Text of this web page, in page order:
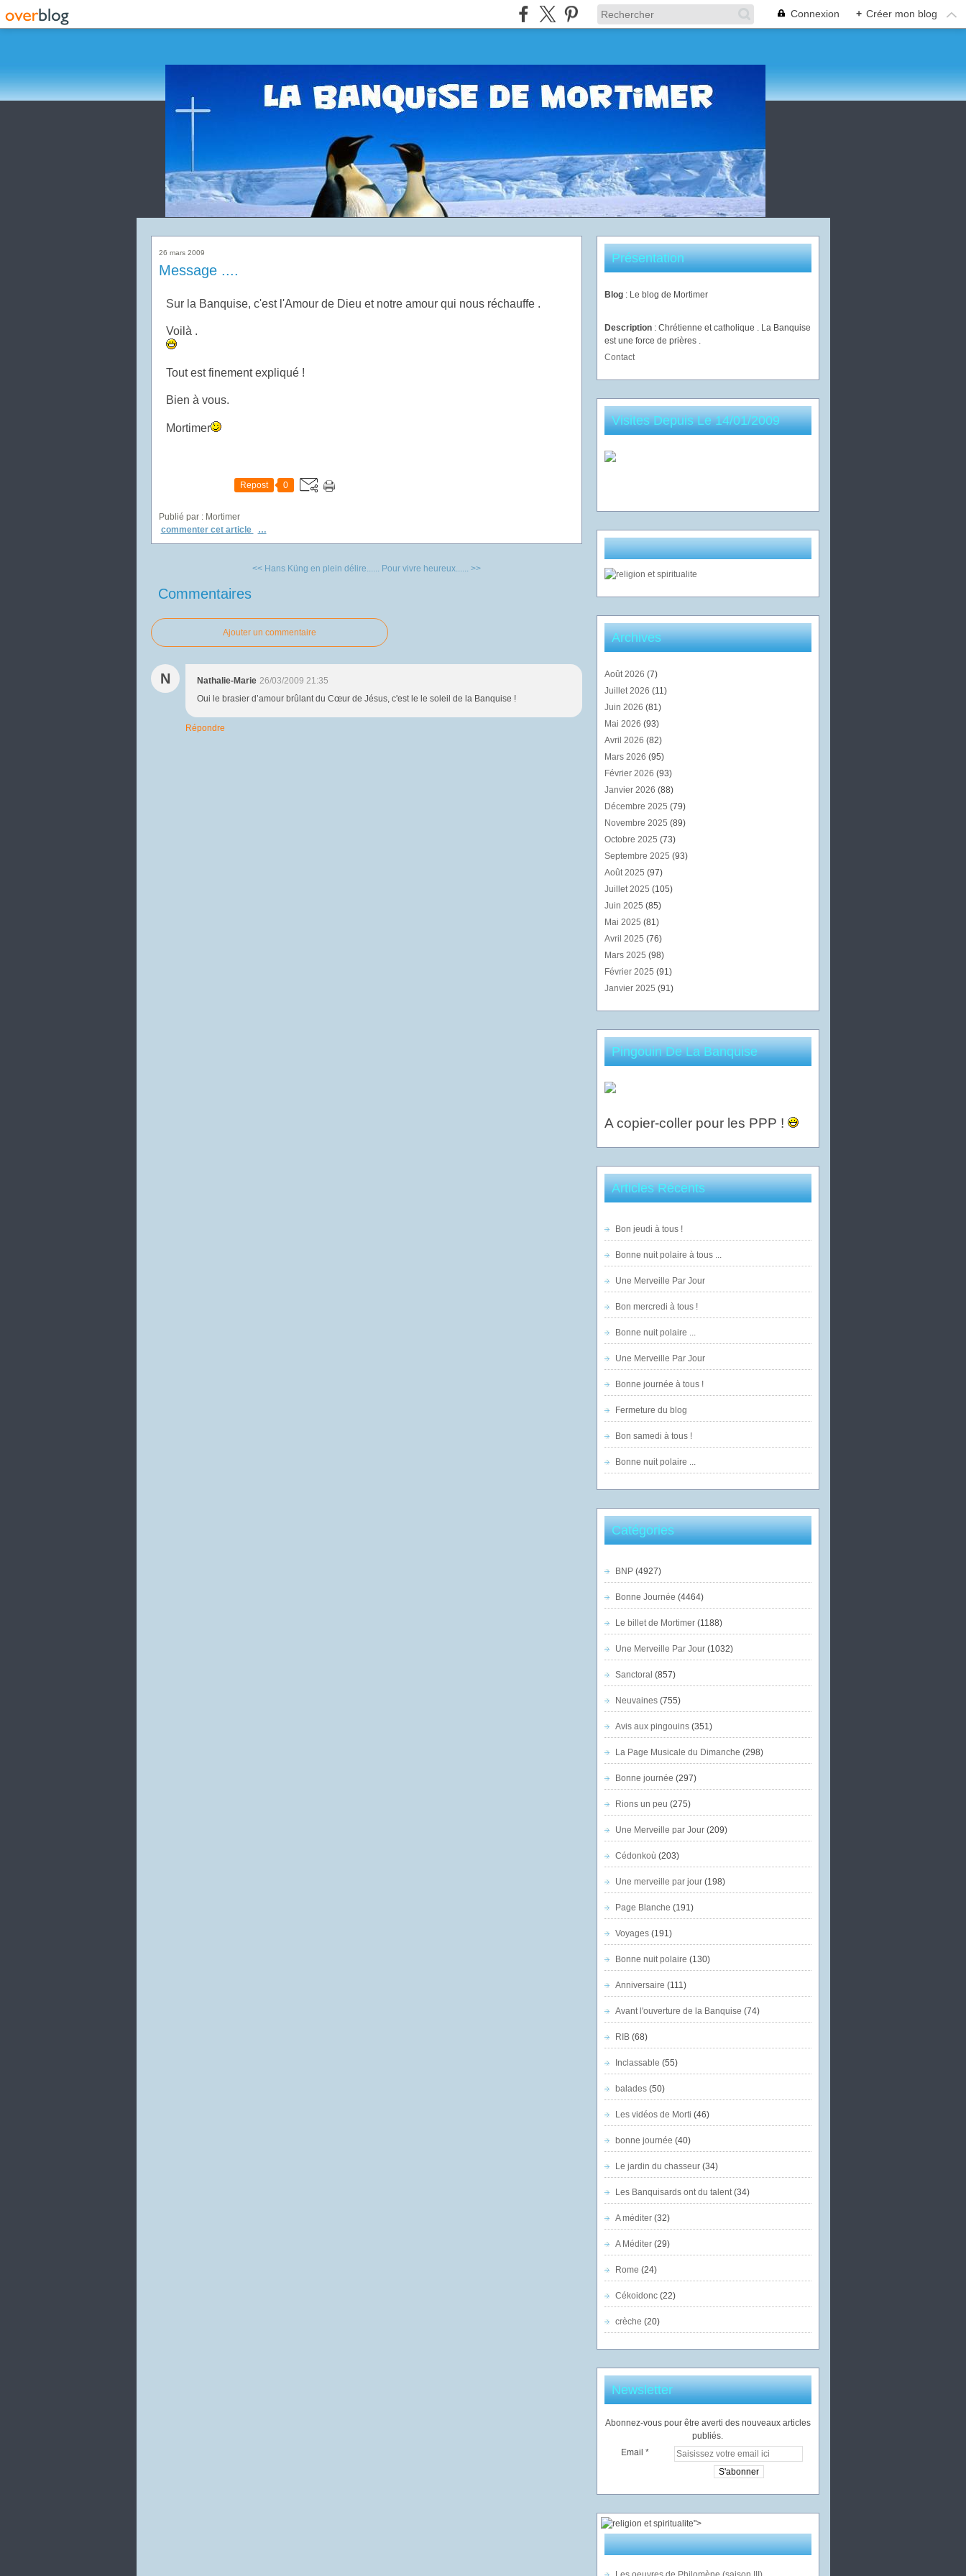
Connexion + Créer mon blog
26 mars 2009
Message ....
Sur la Banquise, c'est l'Amour de Dieu et notre amour qui nous réchauffe .
Voilà .
Tout est finement expliqué !
Bien à vous.
Mortimer
Repost 0
Publié par : Mortimer
commenter cet article
…
<< Hans Küng en plein délire...... Pour vivre heureux...... >>
Commentaires
Ajouter un commentaire
N Nathalie-Marie 26/03/2009 21:35
Oui le brasier d’amour brûlant du Cœur de Jésus, c'est le le soleil de la Banquise !
Répondre
Présentation
Blog : Le blog de Mortimer
Description : Chrétienne et catholique . La Banquise
est une force de prières .
Contact
Visites Depuis Le 14/01/2009
Archives
Août 2026 (7)
Juillet 2026 (11)
Juin 2026 (81)
Mai 2026 (93)
Avril 2026 (82)
Mars 2026 (95)
Février 2026 (93)
Janvier 2026 (88)
Décembre 2025 (79)
Novembre 2025 (89)
Octobre 2025 (73)
Septembre 2025 (93)
Août 2025 (97)
Juillet 2025 (105)
Juin 2025 (85)
Mai 2025 (81)
Avril 2025 (76)
Mars 2025 (98)
Février 2025 (91)
Janvier 2025 (91)
Pingouin De La Banquise
A copier-coller pour les PPP !
Articles Récents
Bon jeudi à tous !
Bonne nuit polaire à tous ...
Une Merveille Par Jour
Bon mercredi à tous !
Bonne nuit polaire ...
Une Merveille Par Jour
Bonne journée à tous !
Fermeture du blog
Bon samedi à tous !
Bonne nuit polaire ...
Catégories
BNP(4927)
Bonne Journée (4464)
Le billet de Mortimer(1188)
Une Merveille Par Jour(1032)
Sanctoral (857)
Neuvaines(755)
Avis aux pingouins(351)
La Page Musicale du Dimanche (298)
Bonne journée (297)
Rions un peu (275)
Une Merveille par Jour(209)
Cédonkoù (203)
Une merveille par jour(198)
Page Blanche (191)
Voyages(191)
Bonne nuit polaire (130)
Anniversaire (111)
Avant l'ouverture de la Banquise (74)
RIB(68)
Inclassable (55)
balades(50)
Les vidéos de Morti (46)
bonne journée (40)
Le jardin du chasseur(34)
Les Banquisards ont du talent(34)
A méditer(32)
A Méditer(29)
Rome (24)
Cékoidonc(22)
crèche (20)
Newsletter
Abonnez-vous pour être averti des nouveaux articles
publiés.
Email
">